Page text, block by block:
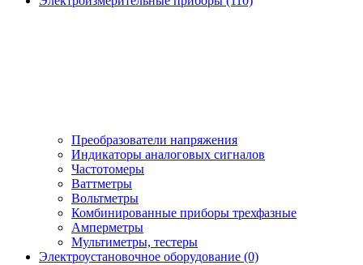
Преобразователи напряжения
Индикаторы аналоговых сигналов
Частотомеры
Ваттметры
Вольтметры
Комбинированные приборы трехфазные
Амперметры
Мультиметры, тестеры
Электроустановочное оборудование (0)